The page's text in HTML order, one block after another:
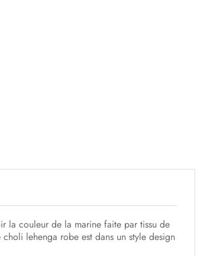
la couleur de la marine faite par tissu de
lehenga robe est dans un style design